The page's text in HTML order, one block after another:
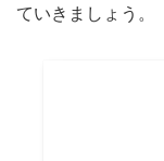
ていきましょう。